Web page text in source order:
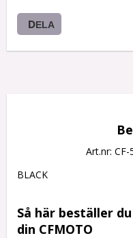
DELA
Art.nr:
BLACK
Så här beställer
din CFMOTO